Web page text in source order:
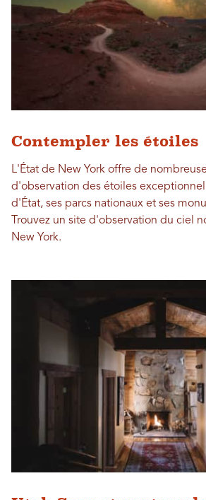
Contempler les étoiles
L'État de New York offre de
d'observation des étoiles
d'État, ses parcs nationaux et ses
Trouvez un site d'observation du ciel
New York.